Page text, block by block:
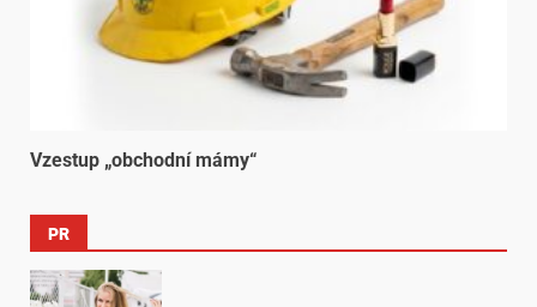
Vzestup „obchodní mámy“
PR